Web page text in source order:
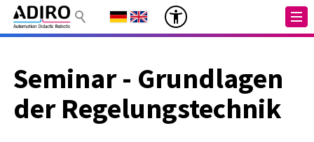
Seminar - Grundlagen
der Regelungstechnik